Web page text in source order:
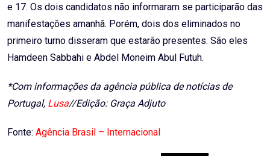
e 17. Os dois candidatos não informaram se participarão das
manifestações amanhã. Porém, dois dos eliminados no
primeiro turno disseram que estarão presentes. São eles
Hamdeen Sabbahi e Abdel Moneim Abul Futuh.
*Com informações da agência pública de notícias de
Portugal, Lusa//Edição: Graça Adjuto
Fonte: Agência Brasil – Internacional